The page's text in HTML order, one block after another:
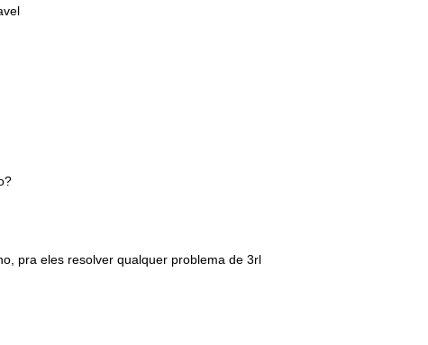
pra eles resolver qualquer problema de 3rl